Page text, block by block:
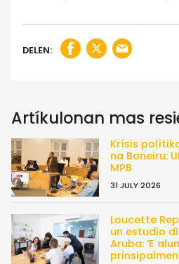
DELEN:
Artíkulonan mas
Krísis
na Boneiru:
MPB
31 JULY 2026
Loucette
un estudio
Aruba: ‘E